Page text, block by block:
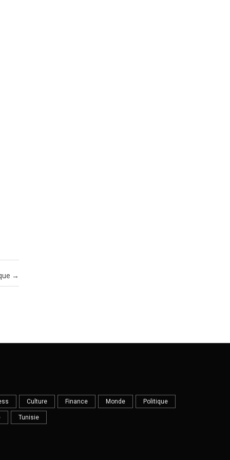
→
Culture Finance Monde Politique
Tunisie